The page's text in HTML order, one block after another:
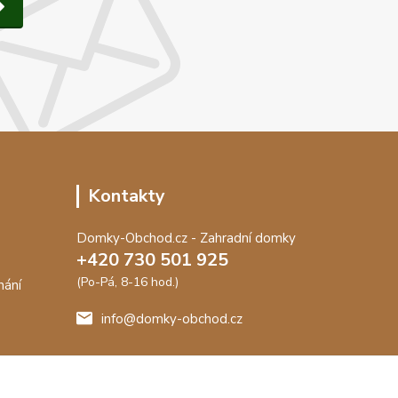
Kontakty
Domky-Obchod.cz - Zahradní domky
+420 730 501 925
(Po-Pá, 8-16 hod.)
info@domky-obchod.cz